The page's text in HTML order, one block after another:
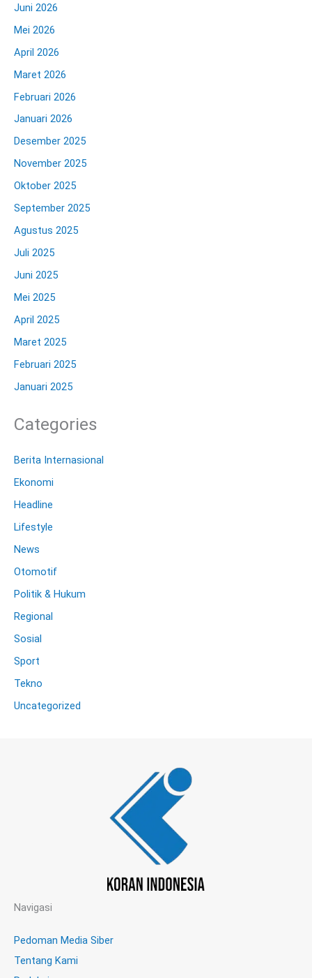
Juni 2026
Mei 2026
April 2026
Maret 2026
Februari 2026
Januari 2026
Desember 2025
November 2025
Oktober 2025
September 2025
Agustus 2025
Juli 2025
Juni 2025
Mei 2025
April 2025
Maret 2025
Februari 2025
Januari 2025
Categories
Berita Internasional
Ekonomi
Headline
Lifestyle
News
Otomotif
Politik & Hukum
Regional
Sosial
Sport
Tekno
Uncategorized
Navigasi
Pedoman Media Siber
Tentang Kami